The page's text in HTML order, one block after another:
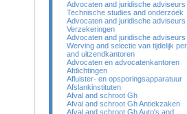
Advocaten and juridische adviseurs
Technische studies and onderzoek
Advocaten and juridische adviseurs
Verzekeringen
Advocaten and juridische adviseurs
Werving and selectie van tijdelijk
and uitzendkantoren
Advocaten en advocatenkantoren
Afdichtingen
Afluister- en opsporingsapparatuur
Afslankinstituten
Afval and schroot Gh
Afval and schroot Gh Antiekzaken
Afval and schroot Gh Auto's and